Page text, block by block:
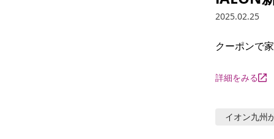
2025.02.25
クーポンで
詳細をみる
イオン九州